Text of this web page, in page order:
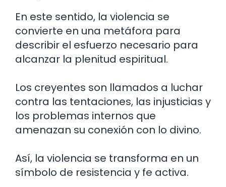
En este sentido, la violencia se
convierte en una metáfora para
describir el esfuerzo necesario para
alcanzar la plenitud espiritual.
Los creyentes son llamados a luchar
contra las tentaciones, las injusticias y
los problemas internos que
amenazan su conexión con lo divino.
Así, la violencia se transforma en un
símbolo de resistencia y fe activa.